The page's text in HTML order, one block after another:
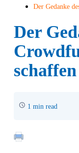
Der Gedanke
Der
1 min read